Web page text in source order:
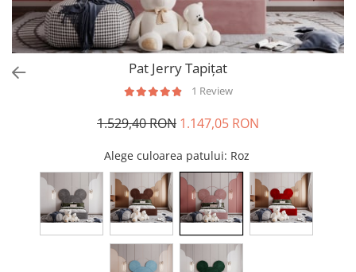
Pat Jerry Tapițat
1 Review
1.529,40 RON 1.147,05 RON
Alege culoarea patului: Roz